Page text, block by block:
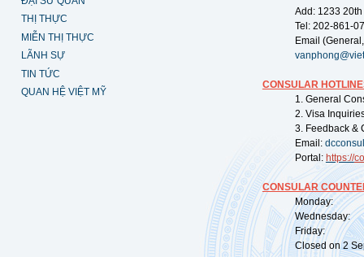
THỊ THỰC
MIỄN THỊ THỰC
LÃNH SỰ
TIN TỨC
QUAN HỆ VIỆT MỸ
Add: 1233
Tel: 202-861-
Email
CONSULAR
1. General
2. Visa
3. Feedback &
Email:
Portal: https://
CONSULAR
Monday:
Wednesday:
Friday:
Closed on 2